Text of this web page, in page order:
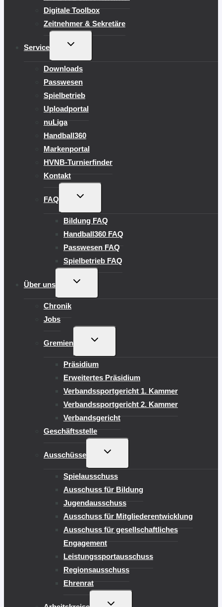
Digitale Toolbox
Zeitnehmer & Sekretäre
Service
UNTERMENÜ
Downloads
Passwesen
Spielbetrieb
Uploadportal
nuLiga
Handball360
Markenportal
HVNB-Turnierfinder
Kontakt
FAQ
UNTERMENÜ
Bildung FAQ
Handball360 FAQ
Passwesen FAQ
Spielbetrieb FAQ
Über uns
UNTERMENÜ
Chronik
Jobs
Gremien
UNTERMENÜ
Präsidium
Erweitertes Präsidium
Verbandssportgericht 1. Kammer
Verbandssportgericht 2. Kammer
Verbandsgericht
Geschäftsstelle
Ausschüsse
UNTERMENÜ
Spielausschuss
Ausschuss für Bildung
Jugendausschuss
Ausschuss für Mitgliederentwicklung
Ausschuss für gesellschaftliches
Engagement
Leistungssportausschuss
Regionsausschuss
Ehrenrat
UNTERMENÜ